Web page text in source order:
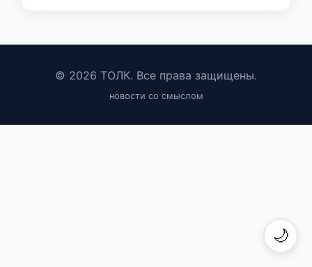
🌙
© 2026 ТОЛК. Все права защищены.
новости со смыслом